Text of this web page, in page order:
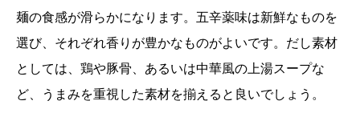
麺の食感が滑らかになります。五辛薬味は新鮮なものを
選び、それぞれ香りが豊かなものがよいです。だし素材
としては、鶏や豚骨、あるいは中華風の上湯スープな
ど、うまみを重視した素材を揃えると良いでしょう。